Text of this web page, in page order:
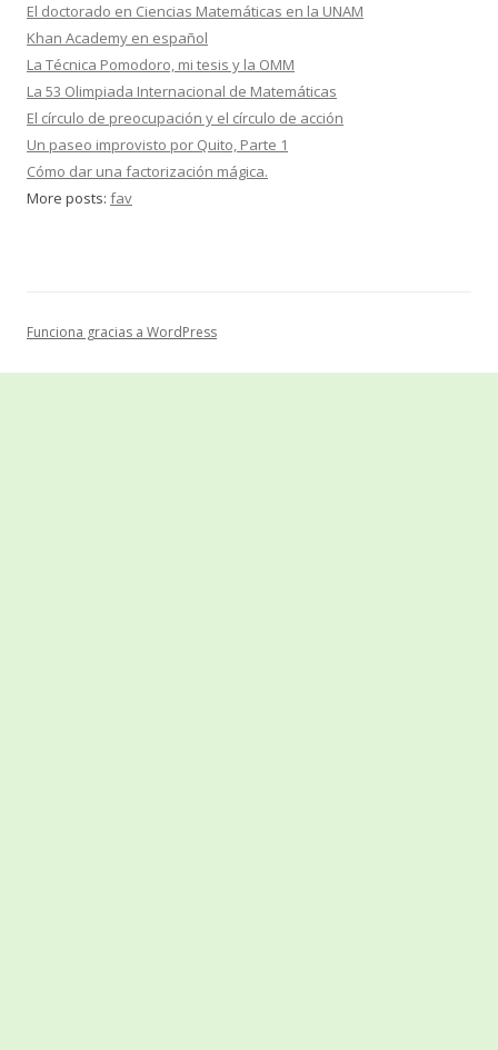
El doctorado en Ciencias Matemáticas en la UNAM
Khan Academy en español
La Técnica Pomodoro, mi tesis y la OMM
La 53 Olimpiada Internacional de Matemáticas
El círculo de preocupación y el círculo de acción
Un paseo improvisto por Quito, Parte 1
Cómo dar una factorización mágica.
More posts: fav
Funciona gracias a WordPress